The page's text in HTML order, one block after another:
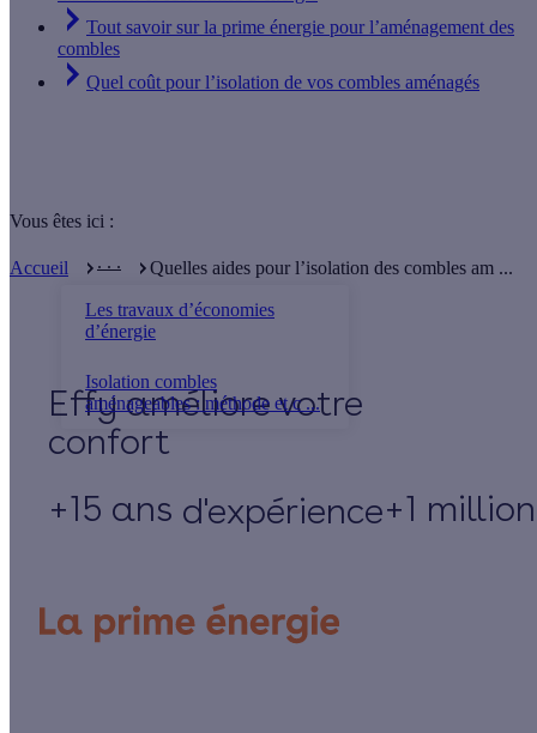
Tout savoir sur la prime énergie pour l’aménagement des
combles
Quel coût pour l’isolation de vos combles aménagés
Vous êtes ici :
Accueil . . .
Les travaux d’économies
d’énergie
Isolation combles
aménageables : méthode et c ...
Quelles aides pour l’isolation des combles am ...
Effy
+15 ans d'expérience+1